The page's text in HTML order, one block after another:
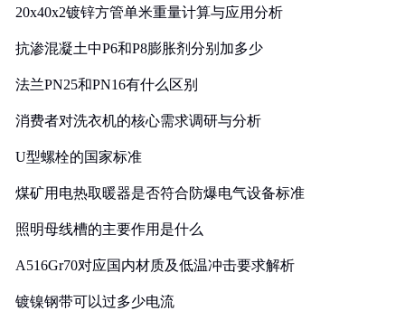
20x40x2镀锌方管单米重量计算与应用分析
抗渗混凝土中P6和P8膨胀剂分别加多少
法兰PN25和PN16有什么区别
消费者对洗衣机的核心需求调研与分析
U型螺栓的国家标准
煤矿用电热取暖器是否符合防爆电气设备标准
照明母线槽的主要作用是什么
A516Gr70对应国内材质及低温冲击要求解析
镀镍钢带可以过多少电流